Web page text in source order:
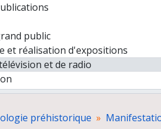
public
et réalisation d'expositions
et de radio
radio d'André Leroi-Gourhan
télévisés réalisés en
préhistorique